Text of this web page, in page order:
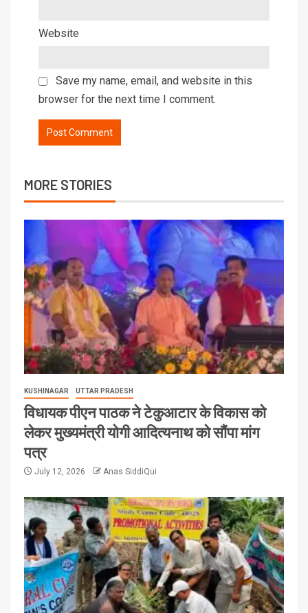
Website
Save my name, email, and website in this
browser for the next time I comment.
MORE STORIES
KUSHINAGAR UTTAR PRADESH
विधायक पीएन पाठक ने टेकुआटार के विकास को
लेकर मुख्यमंत्री योगी आदित्यनाथ को सौंपा मांग
पत्र
July 12, 2026 Anas SiddiQui